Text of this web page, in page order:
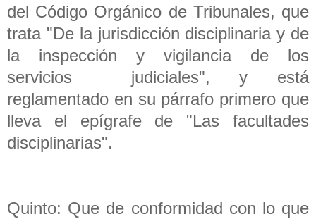
del Código Orgánico de Tribunales, que
trata "De la jurisdicción disciplinaria y de
la inspección y vigilancia de los
servicios judiciales", y está
reglamentado en su párrafo primero que
lleva el epígrafe de "Las facultades
disciplinarias".
Quinto: Que de conformidad con lo que